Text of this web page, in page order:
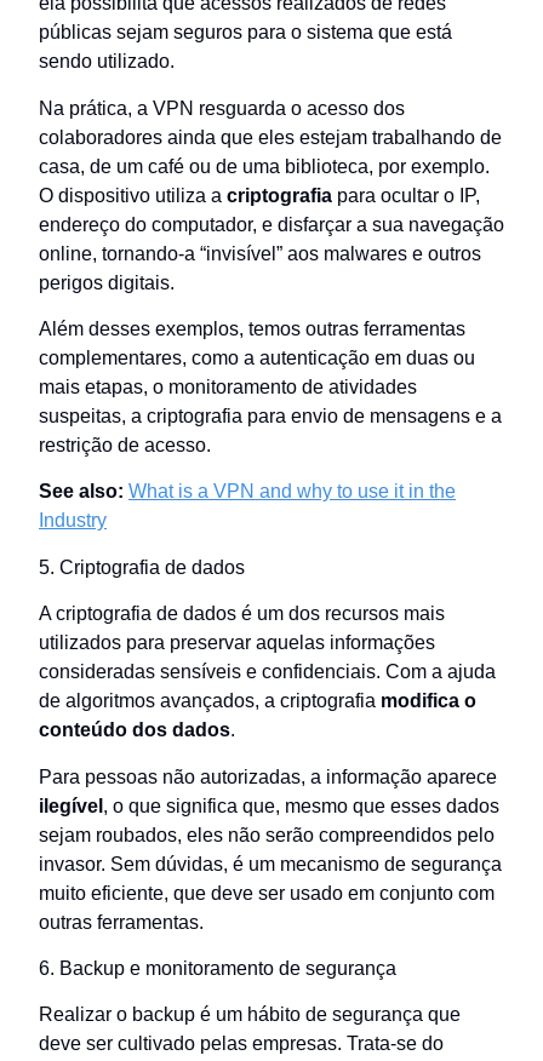
públicas sejam seguros para o sistema que está
sendo utilizado.
Na prática, a VPN resguarda o acesso dos
colaboradores ainda que eles estejam trabalhando de
casa, de um café ou de uma biblioteca, por exemplo.
O dispositivo utiliza a criptografia para ocultar o IP,
endereço do computador, e disfarçar a sua navegação
online, tornando-a “invisível” aos malwares e outros
perigos digitais.
Além desses exemplos, temos outras ferramentas
complementares, como a autenticação em duas ou
mais etapas, o monitoramento de atividades
suspeitas, a criptografia para envio de mensagens e a
restrição de acesso.
See also: What is a VPN and why to use it in the
Industry
5. Criptografia de dados
A criptografia de dados é um dos recursos mais
utilizados para preservar aquelas informações
consideradas sensíveis e confidenciais. Com a ajuda
de algoritmos avançados, a criptografia modifica o
conteúdo dos dados.
Para pessoas não autorizadas, a informação aparece
ilegível , o que significa que, mesmo que esses dados
sejam roubados, eles não serão compreendidos pelo
invasor. Sem dúvidas, é um mecanismo de segurança
muito eficiente, que deve ser usado em conjunto com
outras ferramentas.
6. Backup e monitoramento de segurança
Realizar o backup é um hábito de segurança que
deve ser cultivado pelas empresas. Trata-se do